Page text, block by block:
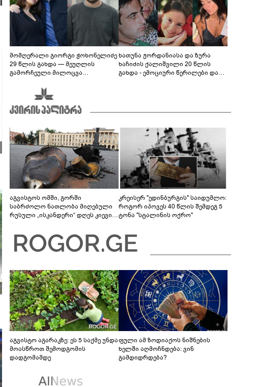
მომღერალი გიორგი ჭოხონელიძე
29 წლის გახდა — მეუღლის
გამორჩეული მილოცვა
ხათუნა ჟორდანიასა და ზურა
ხაჩიძის ქალიშვილი 20 წლის
გახდა - ემოციური წერილები და
აგვისტოს ომში, გორში
საბრძოლო ნათლობა მიღებული
რუსული „ისკანდერი“ დღეს კიევის
კრეისერ "ედინბურგის" საიდუმლო:
როგორ იპოვეს 40 წლის შემდეგ 5
ტონა "სტალინის ოქრო"
აგვისტო აგარაკზე: ეს 5 საქმე უნდა
მოასწროთ შემოდგომის
დადგომამდე
ფული ამ ზოდიაქოს ნიშნების
ხელში აღმოჩნდება: ვინ
გამდიდრდება?